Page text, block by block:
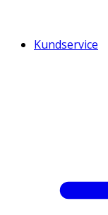
Kundservice